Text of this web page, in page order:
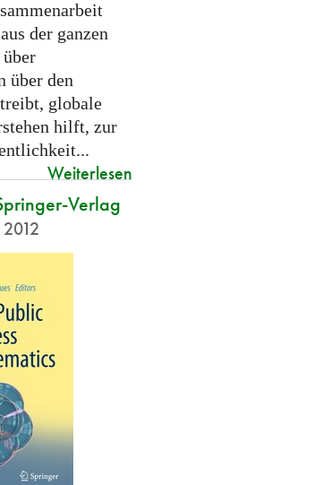
der ganzen
über den
globale
hilft, zur
Weiterlesen
Verlag
2012